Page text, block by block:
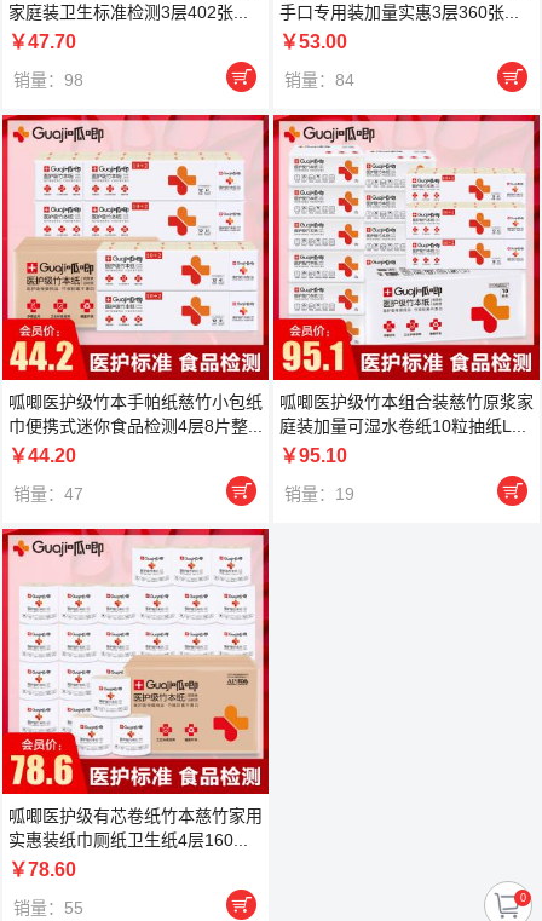
家庭装卫生标准检测3层402张...
￥47.70
销量：98 
手口专用装加量实惠3层360张...
￥53.00
销量：84 
呱唧医护级竹本手帕纸慈竹小包纸
巾便携式迷你食品检测4层8片整...
￥44.20
销量：47 
呱唧医护级竹本组合装慈竹原浆家
庭装加量可湿水卷纸10粒抽纸L...
￥95.10
销量：19 
呱唧医护级有芯卷纸竹本慈竹家用
实惠装纸巾厕纸卫生纸4层160...
￥78.60
销量：55  0